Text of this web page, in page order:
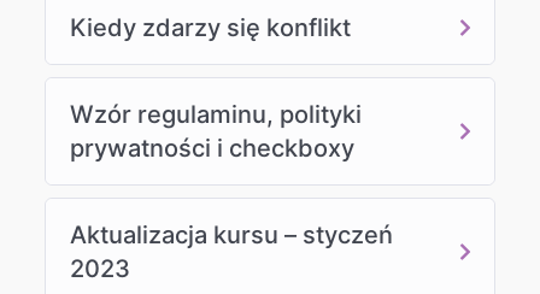
Kiedy zdarzy się konflikt
Wzór regulaminu, polityki
prywatności i checkboxy
Aktualizacja kursu – styczeń
2023